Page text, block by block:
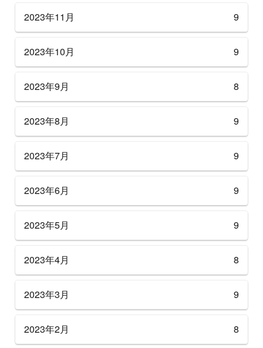
2023年11月 9
2023年10月 9
2023年9月 8
2023年8月 9
2023年7月 9
2023年6月 9
2023年5月 9
2023年4月 8
2023年3月 9
2023年2月 8